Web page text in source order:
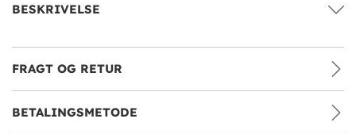
BESKRIVELSE
FRAGT OG RETUR
BETALINGSMETODE